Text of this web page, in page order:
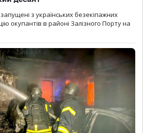
з українських безекіпажних
окупантів в районі Залізного Порту на